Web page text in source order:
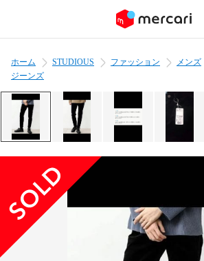
ホーム STUDIOUS ファッション メンズ
ジーンズ